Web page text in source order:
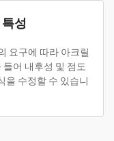
성
요구에 따라 아크릴
어 내후성 및 점도
을 수정할 수 있습니